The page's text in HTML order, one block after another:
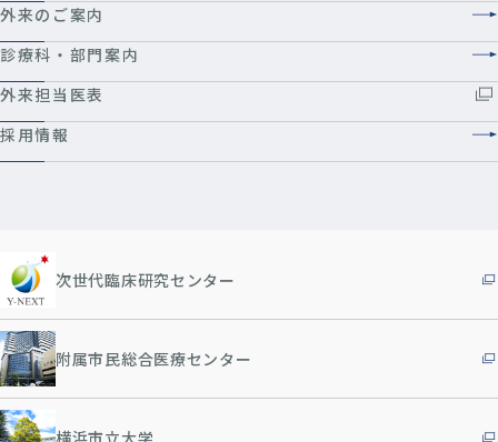
外来のご案内
診療科・部門案内
外来担当医表
採用情報
次世代臨床研究センター
附属市民総合医療センター
横浜市立大学